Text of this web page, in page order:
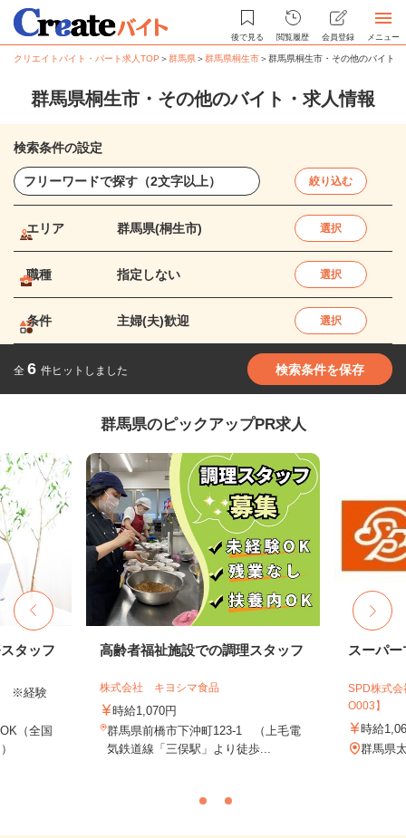
後で見る 閲覧履歴 会員登録 メニュー
クリエイトバイト・パート求人TOP ＞群馬県＞群馬県桐生市＞群馬県桐生市・その他のバイト
群馬県桐生市・その他のバイト・求人情報
検索条件の設定
絞り込む
エリア 群馬県(桐生市) 選択
職種 指定しない 選択
条件 主婦(夫)歓迎 選択
全 6 件ヒットしました 検索条件を保存
群馬県のピックアップPR求人
タッフ
※経験
（全国
高齢者福祉施設での調理スタッフ
株式会社 キヨシマ食品
時給1,070円
群馬県前橋市下沖町123-1 （上毛電
気鉄道線「三俣駅」より徒歩...
スーパ
SPD株式会
O003】
時給
群馬県